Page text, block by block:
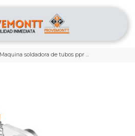
Maquina soldadora de tubos ppr 800w wokin inv.